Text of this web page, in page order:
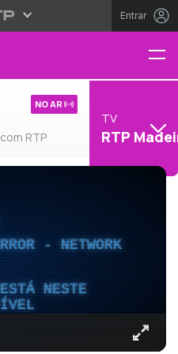
Entrar
RTP
NO AR
TV
RTP
- NETWORK
NESTE